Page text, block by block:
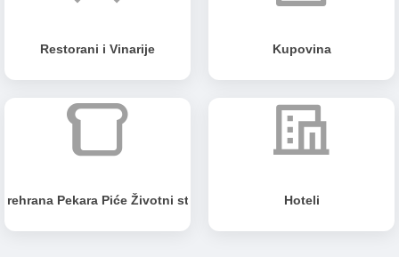
Restorani i Vinarije Kupovina
Prehrana Pekara Piće Životni stil Hoteli